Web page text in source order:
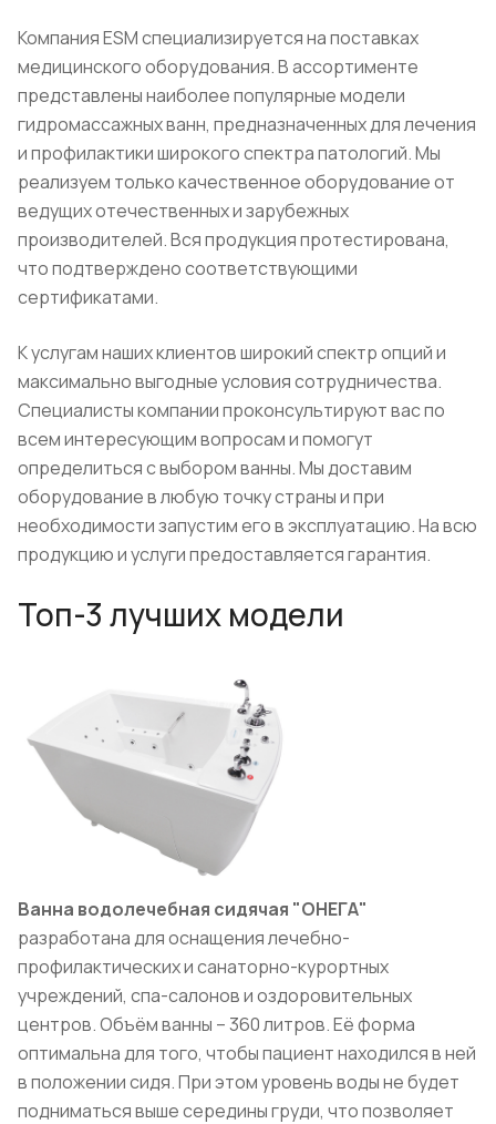
Компания ESM специализируется на поставках
медицинского оборудования. В ассортименте
представлены наиболее популярные модели
гидромассажных ванн, предназначенных для лечения
и профилактики широкого спектра патологий. Мы
реализуем только качественное оборудование от
ведущих отечественных и зарубежных
производителей. Вся продукция протестирована,
что подтверждено соответствующими
сертификатами.
К услугам наших клиентов широкий спектр опций и
максимально выгодные условия сотрудничества.
Специалисты компании проконсультируют вас по
всем интересующим вопросам и помогут
определиться с выбором ванны. Мы доставим
оборудование в любую точку страны и при
необходимости запустим его в эксплуатацию. На всю
продукцию и услуги предоставляется гарантия.
Топ-3 лучших модели
Ванна водолечебная сидячая "ОНЕГА"
разработана для оснащения лечебно-
профилактических и санаторно-курортных
учреждений, спа-салонов и оздоровительных
центров. Объём ванны – 360 литров. Её форма
оптимальна для того, чтобы пациент находился в ней
в положении сидя. При этом уровень воды не будет
подниматься выше середины груди, что позволяет